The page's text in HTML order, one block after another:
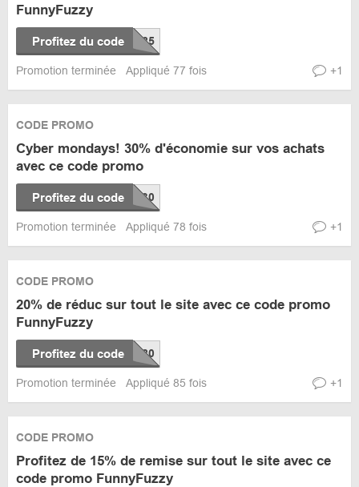
FunnyFuzzy
Profitez du code
Promotion terminée Appliqué 77 fois +1
CODE PROMO
Cyber mondays! 30% d'économie sur vos achats
avec ce code promo
Profitez du code
Promotion terminée Appliqué 78 fois +1
CODE PROMO
20% de réduc sur tout le site avec ce code promo
FunnyFuzzy
Profitez du code
Promotion terminée Appliqué 85 fois +1
CODE PROMO
Profitez de 15% de remise sur tout le site avec ce
code promo FunnyFuzzy